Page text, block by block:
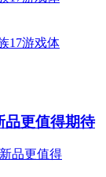
品更值得期待